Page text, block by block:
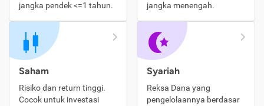
jangka pendek <=1 tahun.
jangka menengah.
Saham
Risiko dan return tinggi.
Cocok untuk investasi
Syariah
Reksa Dana yang
pengelolaannya berdasar